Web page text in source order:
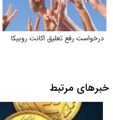
درخواست رفع تعلیق اکانت روبیکا
خبرهای مرتبط